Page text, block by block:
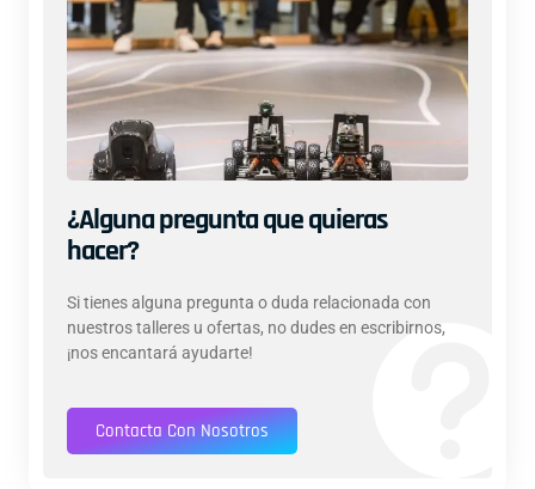
¿Alguna pregunta que quieras
hacer?
Si tienes alguna pregunta o duda relacionada con
nuestros talleres u ofertas, no dudes en escribirnos,
¡nos encantará ayudarte!
Contacta Con Nosotros